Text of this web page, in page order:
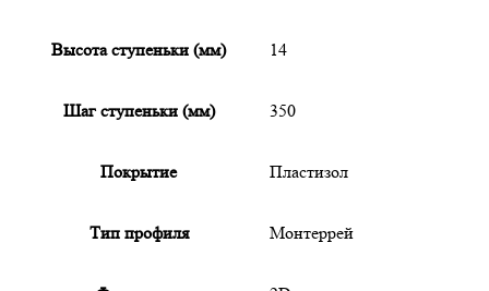
Высота ступеньки (мм) 14
Шаг ступеньки (мм) 350
Покрытие Пластизол
Тип профиля Монтеррей